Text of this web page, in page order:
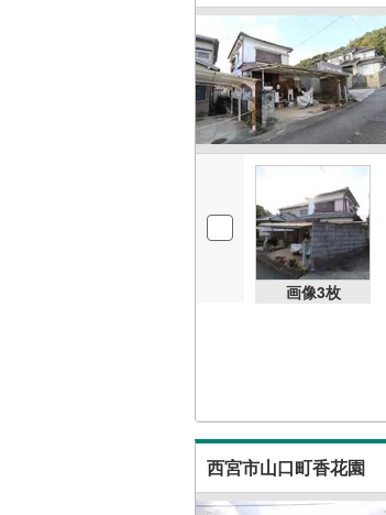
画像3枚
西宮市山口町香花園